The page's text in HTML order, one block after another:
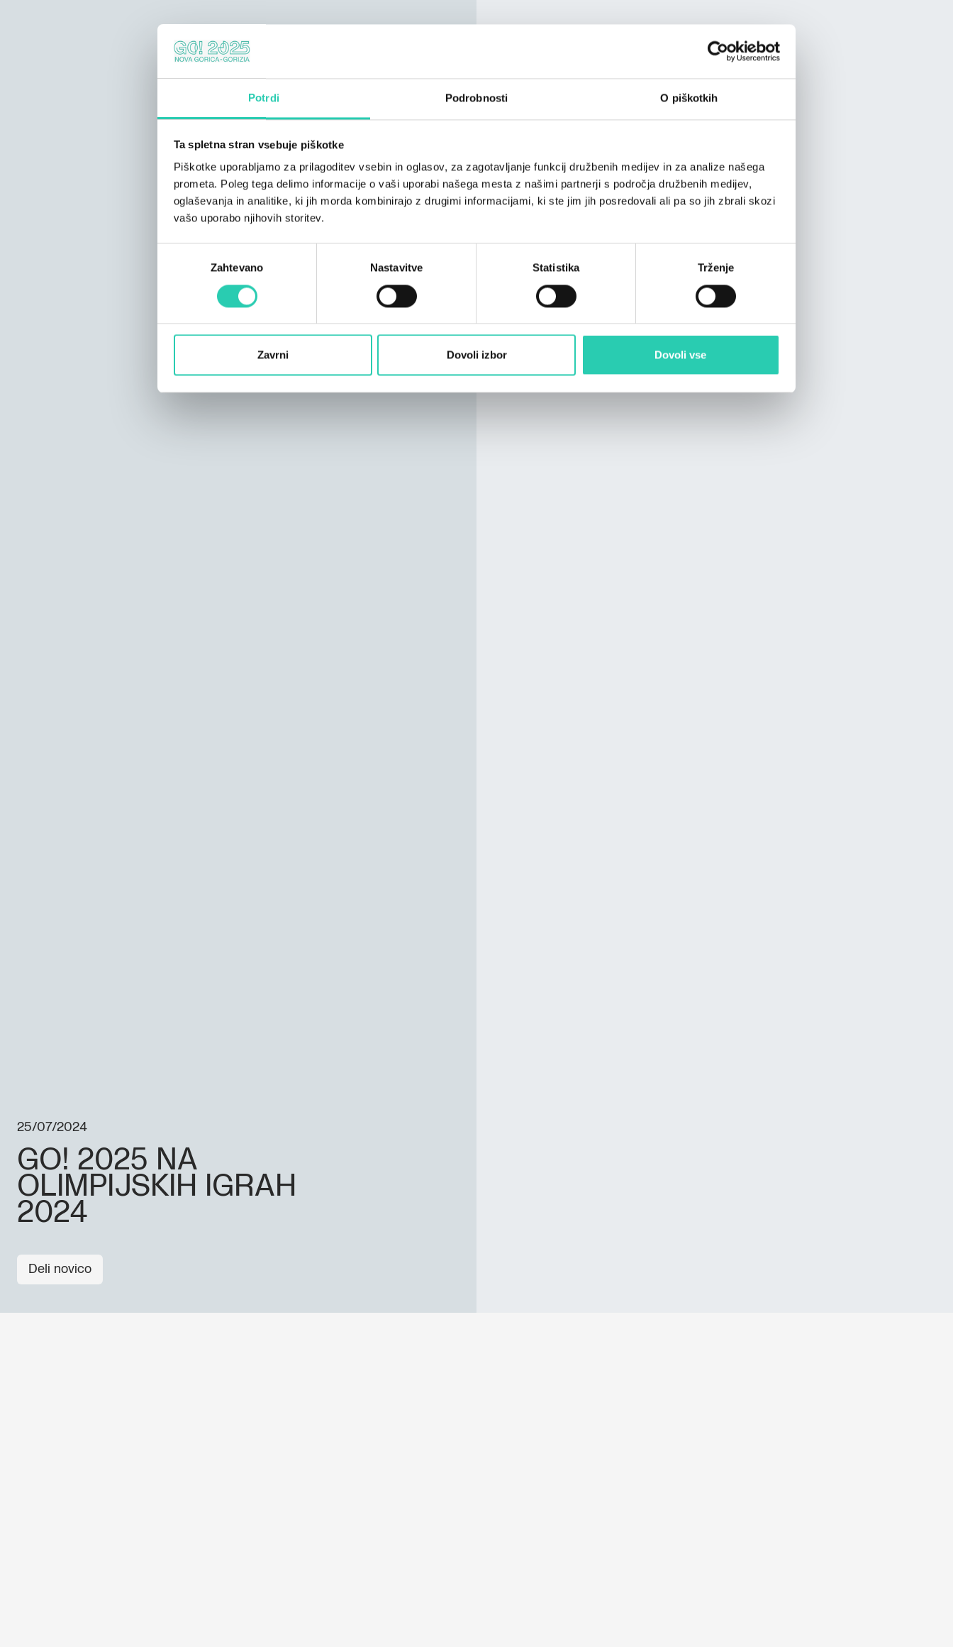
Potrdi Podrobnosti O piškotkih
Ta spletna stran vsebuje piškotke
Piškotke uporabljamo za prilagoditev vsebin in oglasov, za zagotavljanje funkcij družbenih medijev in za analize našega
prometa. Poleg tega delimo informacije o vaši uporabi našega mesta z našimi partnerji s področja družbenih medijev,
oglaševanja in analitike, ki jih morda kombinirajo z drugimi informacijami, ki ste jim jih posredovali ali pa so jih zbrali skozi
vašo uporabo njihovih storitev.
Zahtevano Nastavitve Statistika Trženje
Zavrni Dovoli izbor Dovoli vse
25/07/2024
GO! 2025 NA
OLIMPIJSKIH IGRAH
2024
Deli novico